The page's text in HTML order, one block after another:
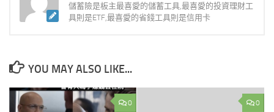
儲蓄險是板主最喜愛的儲蓄工具,最喜愛的投資理財工
具則是ETF,最喜愛的省錢工具則是信用卡
YOU MAY ALSO LIKE...
0 0